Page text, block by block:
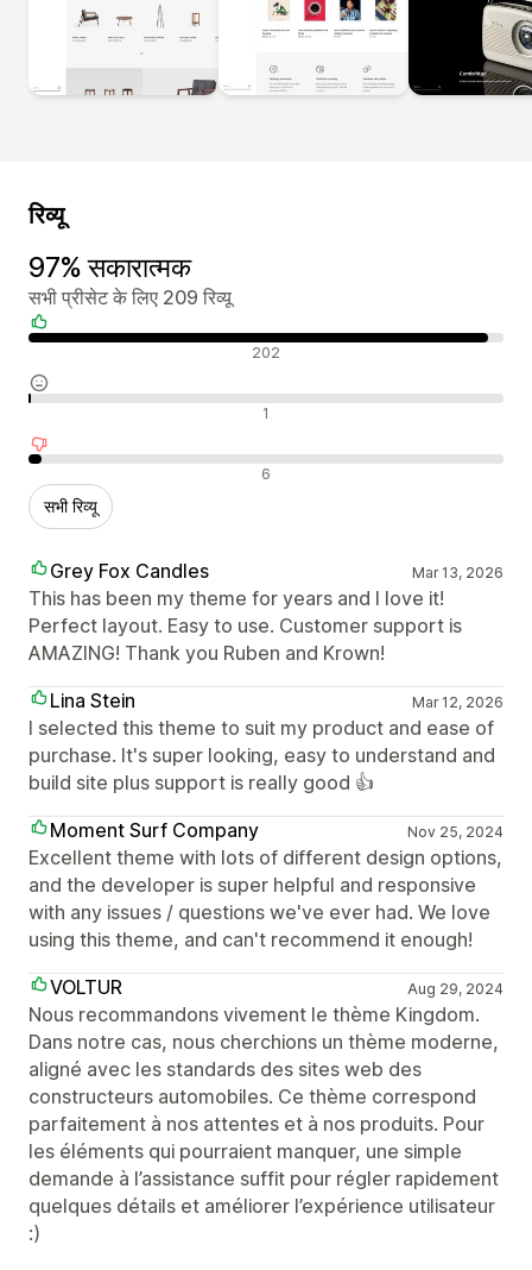
रिव्यू
97% सकारात्मक
सभी प्रीसेट के लिए 209 रिव्यू
सकारात्मक रिव्यू 202
न्यूट्रल रिव्यू 1
नकारात्मक रिव्यू 6
सभी रिव्यू
Grey Fox Candles Mar 13, 2026
This has been my theme for years and I love it!
Perfect layout. Easy to use. Customer support is
AMAZING! Thank you Ruben and Krown!
Lina Stein
Mar 12, 2026
I selected this theme to suit my product and ease of
purchase. It's super looking, easy to understand and
build site plus support is really good 👍
Moment Surf Company
Nov 25, 2024
Excellent theme with lots of different design options,
and the developer is super helpful and responsive
with any issues / questions we've ever had. We love
using this theme, and can't recommend it enough!
VOLTUR
Aug 29, 2024
Nous recommandons vivement le thème Kingdom.
Dans notre cas, nous cherchions un thème moderne,
aligné avec les standards des sites web des
constructeurs automobiles. Ce thème correspond
parfaitement à nos attentes et à nos produits. Pour
les éléments qui pourraient manquer, une simple
demande à l’assistance suffit pour régler rapidement
quelques détails et améliorer l’expérience utilisateur
:)